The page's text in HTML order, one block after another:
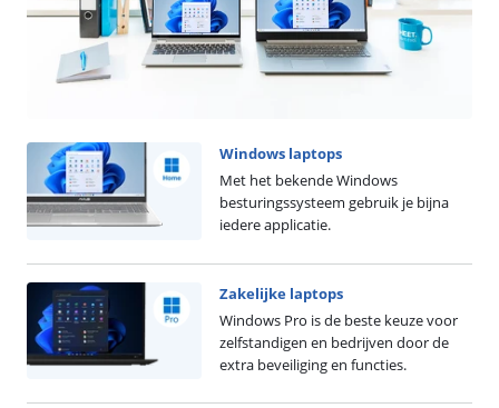
Windows laptops
Met het bekende Windows
besturingssysteem gebruik je bijna
iedere applicatie.
Zakelijke laptops
Windows Pro is de beste keuze voor
zelfstandigen en bedrijven door de
extra beveiliging en functies.